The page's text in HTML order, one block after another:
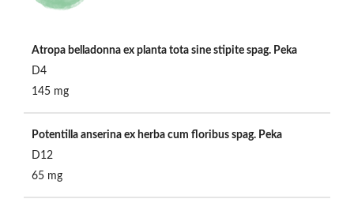
Atropa belladonna ex planta tota sine stipite spag. Peka
D4
145 mg
Potentilla anserina ex herba cum floribus spag. Peka
D12
65 mg